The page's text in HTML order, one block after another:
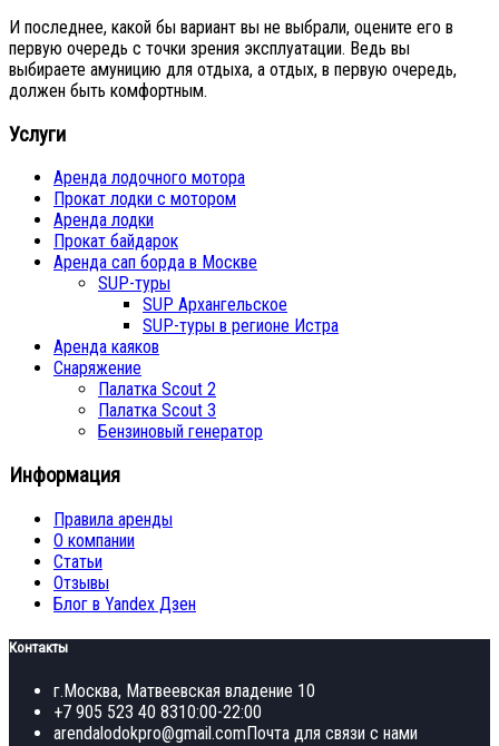
И последнее, какой бы вариант вы не выбрали, оцените его в
первую очередь с точки зрения эксплуатации. Ведь вы
выбираете амуницию для отдыха, а отдых, в первую очередь,
должен быть комфортным.
Услуги
Аренда лодочного мотора
Прокат лодки с мотором
Аренда лодки
Прокат байдарок
Аренда сап борда в Москве
SUP-туры
SUP Архангельское
SUP-туры в регионе Истра
Аренда каяков
Снаряжение
Палатка Scout 2
Палатка Scout 3
Бензиновый генератор
Информация
Правила аренды
О компании
Статьи
Отзывы
Блог в Yandex Дзен
Контакты
г.Москва, Матвеевская владение 10
+7 905 523 40 8310:00-22:00
arendalodokpro@gmail.comПочта для связи с нами